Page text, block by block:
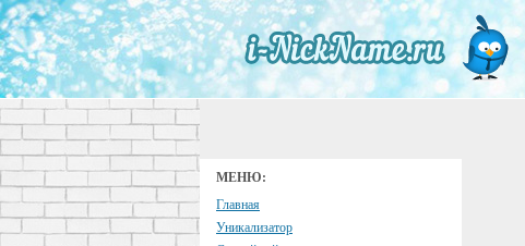
МЕНЮ:
Главная
Уникализатор